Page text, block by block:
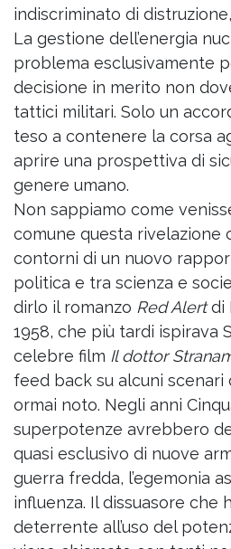
indiscriminato di
La gestione dell’energia
problema esclusivamente
decisione in merito non
tattici militari. Solo un
teso a contenere la corsa
aprire una prospettiva di
genere umano.
Non sappiamo come
comune questa rivelazione
contorni di un nuovo
politica e tra scienza e
dirlo il romanzo Red Alertdi
1958, che più tardi ispirava
celebre film Il dottor
feed back su alcuni
ormai noto. Negli anni
superpotenze avrebbero
quasi esclusivo di nuove
guerra fredda, l’egemonia
influenza. Il dissuasore che
deterrente all’uso del